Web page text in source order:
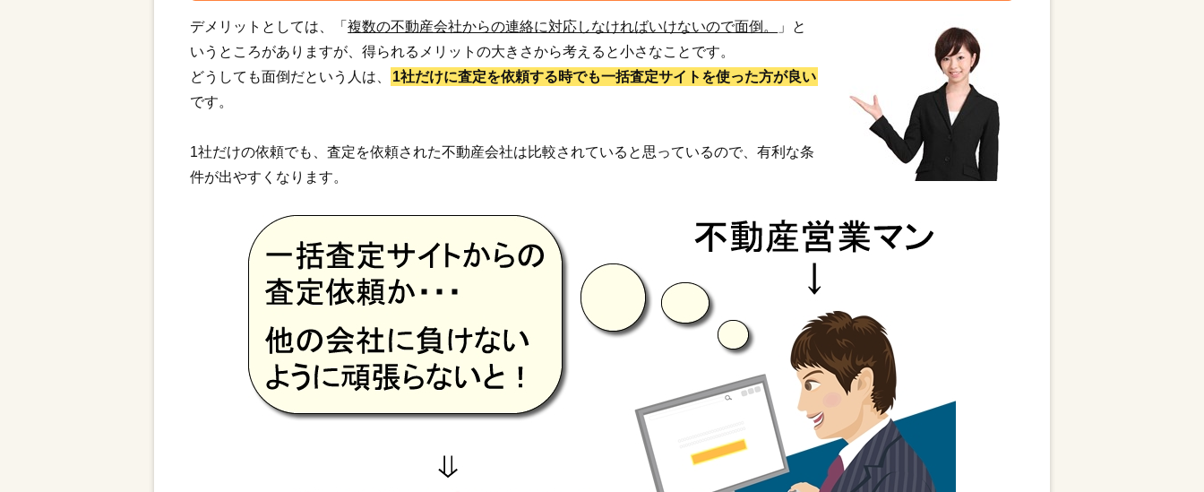
デメリットとしては、「複数の不動産会社からの連絡に対応しなければいけないので面倒。
」と
いうところがありますが、得られるメリットの大きさから考えると小さなことです。
どうしても面倒だという人は、
1社だけに査定を依頼する時でも一括査定サイトを使った方が良い
です。
1社だけの依頼でも、査定を依頼された不動産会社は比較されていると思っているので、有利な条
件が出やすくなります。